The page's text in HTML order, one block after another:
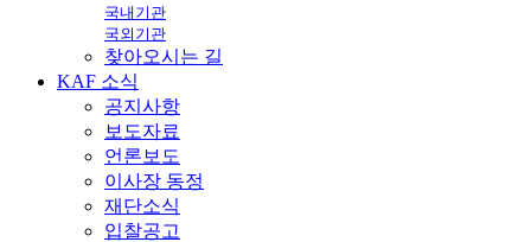
국내기관
국외기관
찾아오시는 길
KAF 소식
공지사항
보도자료
언론보도
이사장 동정
재단소식
입찰공고